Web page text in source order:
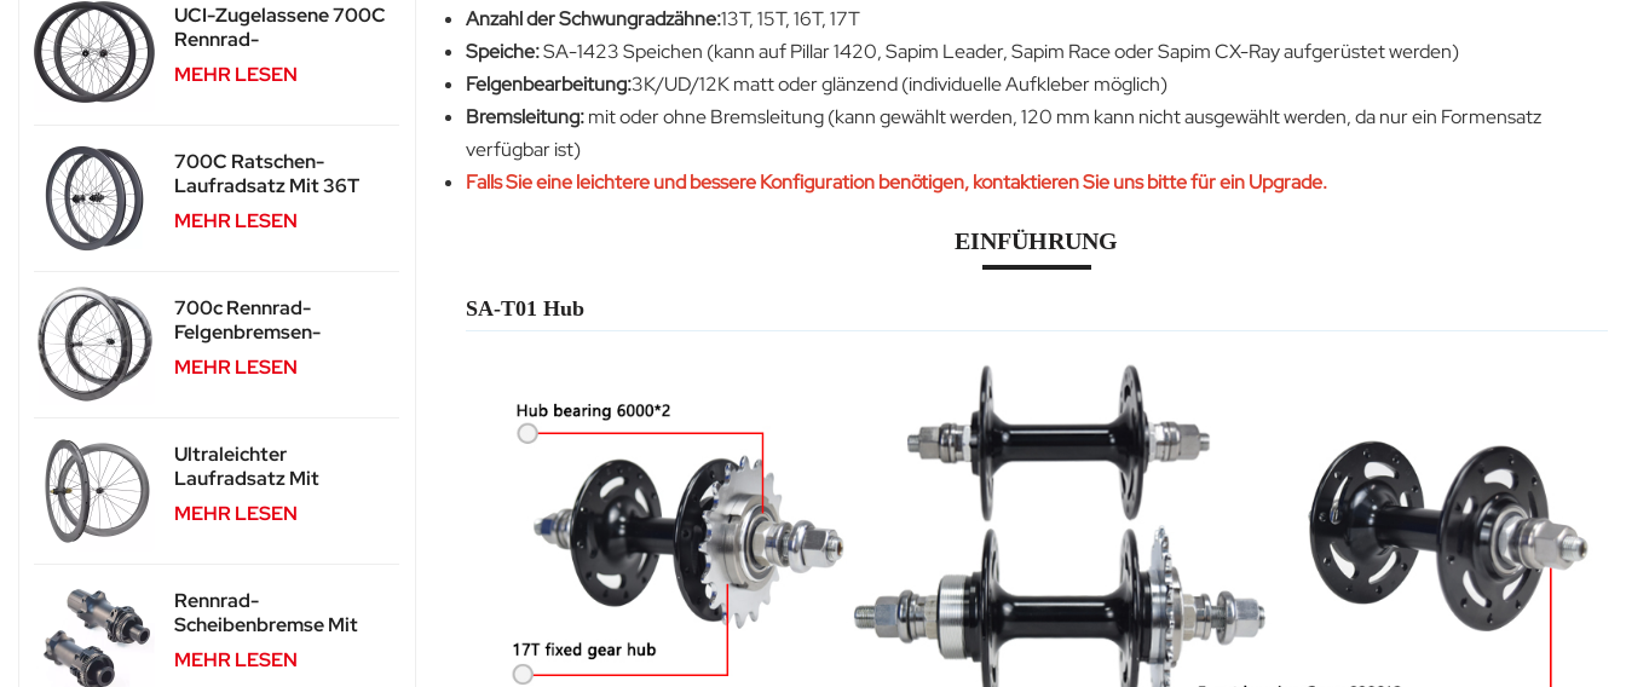
UCI-Zugelassene 700C
Rennrad-
Carbonlaufräder Mit
Scheibenbremsen SA-
MEHR LESEN
700C Ratschen-
Laufradsatz Mit 36T
Carbon-Speichen SA-
CS03
MEHR LESEN
700c Rennrad-
Felgenbremsen-
Laufradsatz Für SA-
RS04
MEHR LESEN
Ultraleichter
Laufradsatz Mit
Carbonspeichen Und
Scheibenbremsen SA-
MEHR LESEN
Rennrad-
Scheibenbremse Mit
Zentralverschlussnabe,
Langlebig, SA-RD02
MEHR LESEN
Anzahl der Schwungradzähne:13T, 15T, 16T, 17T
Speiche:SA-1423 Speichen (kann auf Pillar 1420, Sapim Leader, Sapim Race oder Sapim CX-Ray aufgerüstet werden)
Felgenbearbeitung:3K/UD/12K matt oder glänzend (individuelle Aufkleber möglich)
Bremsleitung:mit oder ohne Bremsleitung (kann gewählt werden, 120 mm kann nicht ausgewählt werden, da nur ein Formensatz
verfügbar ist)
Falls Sie eine leichtere und bessere Konfiguration benötigen, kontaktieren Sie uns bitte für ein Upgrade.
EINFÜHRUNG
SA-T01 Hub